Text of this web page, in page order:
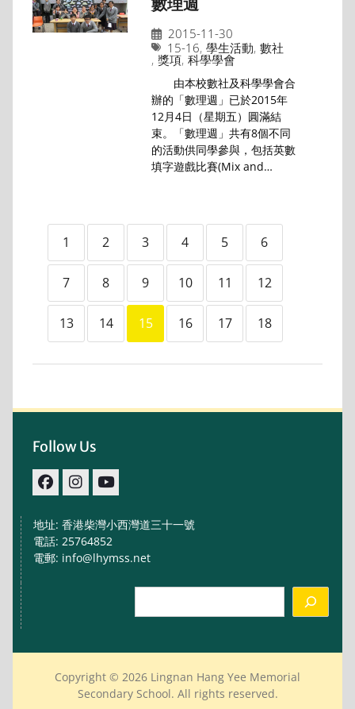
2015-11-30
15-16, 學生活動, 數社
, 獎項, 科學學會
由本校數社及科學學會合
辦的「數理週」已於2015年
12月4日（星期五）圓滿結
束。「數理週」共有8個不同
的活動供同學參與，包括英數
填字遊戲比賽(Mix and…
1 2 3 4 5 6
7 8 9 10 11 12
13 14 15 16 17 18
Follow Us
地址: 香港柴灣小西灣道三十一號
電話: 25764852
電郵: info@lhymss.net
Copyright © 2026 Lingnan Hang Yee Memorial
Secondary School. All rights reserved.